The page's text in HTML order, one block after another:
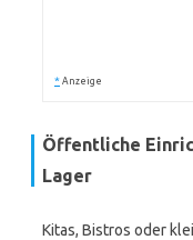
* Anzeige
Öffentliche
Lager
Kitas, Bistros oder